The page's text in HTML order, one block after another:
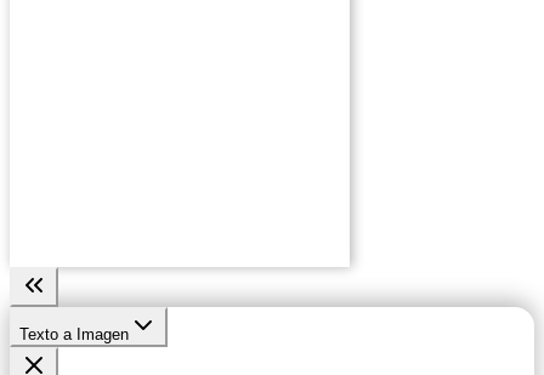
Texto a Imagen